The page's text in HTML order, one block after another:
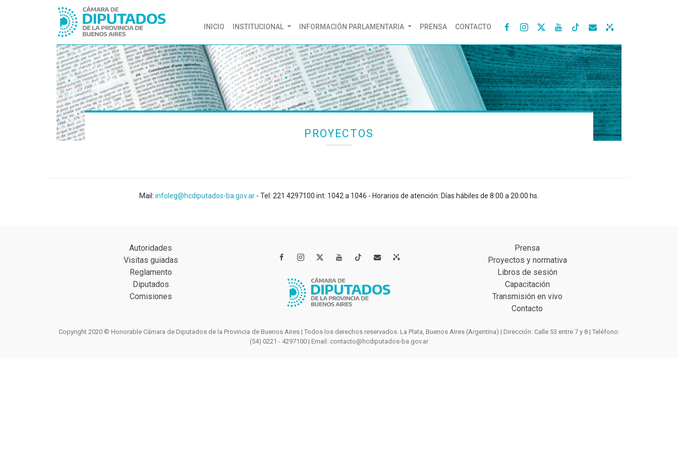
INICIO (CURRENT)
INSTITUCIONAL INFORMACIÓN PARLAMENTARIA PRENSA CONTACTO    
PROYECTOS
Mail: infoleg@hcdiputados-ba.gov.ar - Tel: 221 4297100 int: 1042 a 1046 - Horarios de atención: Días hábiles de 8:00 a 20:00 hs.
Autoridades
Visitas guiadas
Reglamento
Diputados
Comisiones
   
Prensa
Proyectos y normativa
Libros de sesión
Capacitación
Transmisión en vivo
Contacto
Copyright 2020 © Honorable Cámara de Diputados de la Provincia de Buenos Aires | Todos los derechos reservados. La Plata, Buenos Aires (Argentina) | Dirección: Calle 53 entre 7 y 8 | Teléfono:
(54) 0221 - 4297100 | Email: contacto@hcdiputados-ba.gov.ar